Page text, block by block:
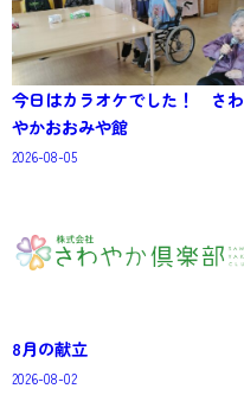
今日はカラオケでした！ さわ
やかおおみや館
2026-08-05
8月の献立
2026-08-02